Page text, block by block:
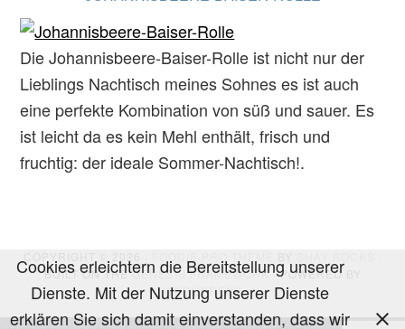
Die Johannisbeere-Baiser-Rolle ist nicht nur der
Lieblings Nachtisch meines Sohnes es ist auch
eine perfekte Kombination von süß und sauer. Es
ist leicht da es kein Mehl enthält, frisch und
fruchtig: der ideale Sommer-Nachtisch!.
BUILT ON THEGENESIS FRAMEWORK· POWERED BY
WORDPRESS
Cookies erleichtern die Bereitstellung unserer
Dienste. Mit der Nutzung unserer Dienste
erklären Sie sich damit einverstanden, dass wir